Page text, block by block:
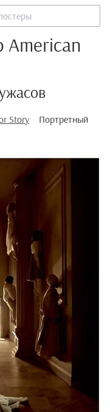
American
Story
Портретный